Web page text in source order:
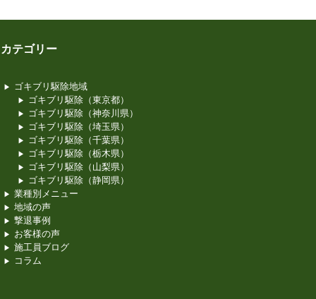
カテゴリー
ゴキブリ駆除地域
ゴキブリ駆除（東京都）
ゴキブリ駆除（神奈川県）
ゴキブリ駆除（埼玉県）
ゴキブリ駆除（千葉県）
ゴキブリ駆除（栃木県）
ゴキブリ駆除（山梨県）
ゴキブリ駆除（静岡県）
業種別メニュー
地域の声
撃退事例
お客様の声
施工員ブログ
コラム